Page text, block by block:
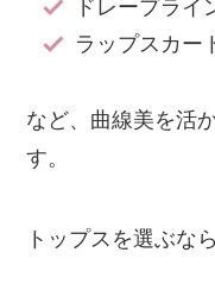
ドレープライ
ラップスカー
など、曲線美を活
す。
トップスを選ぶなら